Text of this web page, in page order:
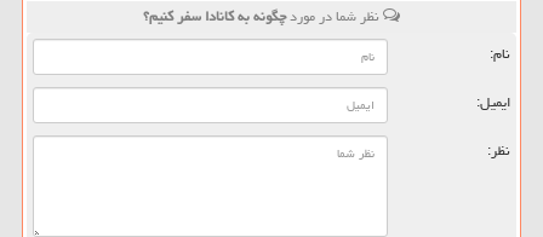
نظر شما در موردچگونه به كانادا سفر كنیم؟
نام:
ایمیل:
نظر: